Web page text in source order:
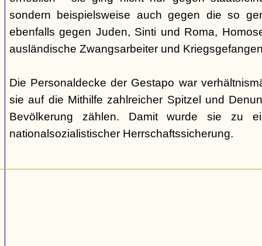
sondern beispielsweise auch gegen die so
ebenfalls gegen Juden, Sinti und Roma,
ausländische Zwangsarbeiter und
Die Personaldecke der Gestapo war
sie auf die Mithilfe zahlreicher Spitzel und
Bevölkerung zählen. Damit wurde sie zu
nationalsozialistischer Herrschaftssicherung.